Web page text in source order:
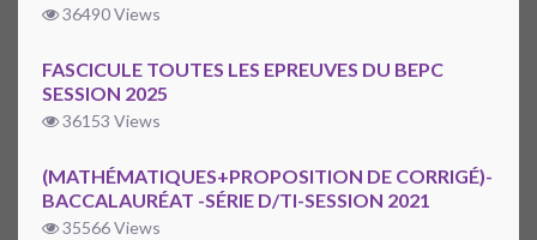
36490 Views
FASCICULE TOUTES LES EPREUVES DU BEPC
SESSION 2025
36153 Views
(MATHÉMATIQUES+PROPOSITION DE CORRIGÉ)-
BACCALAURÉAT -SÉRIE D/TI-SESSION 2021
35566 Views